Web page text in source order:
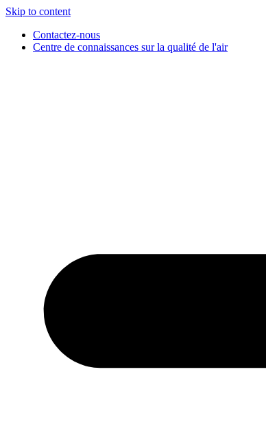
Skip to content
Contactez-nous
Centre de connaissances sur la qualité de l'air